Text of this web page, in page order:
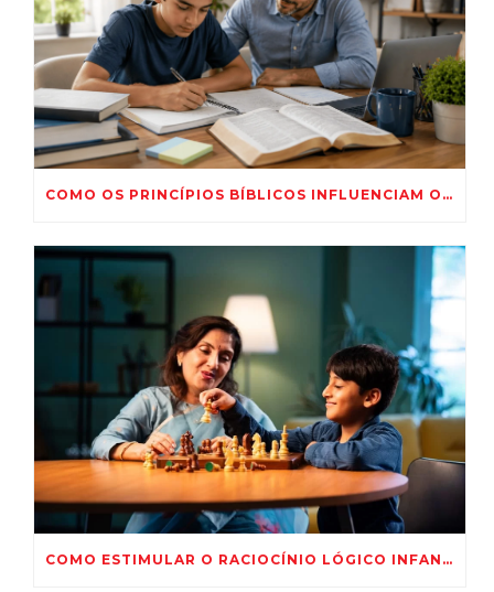
COMO OS PRINCÍPIOS BÍBLICOS INFLUENCIAM O DESEMPENHO ESCOLAR?
COMO ESTIMULAR O RACIOCÍNIO LÓGICO INFANTIL COM 5 IDEIAS PRÁTICAS